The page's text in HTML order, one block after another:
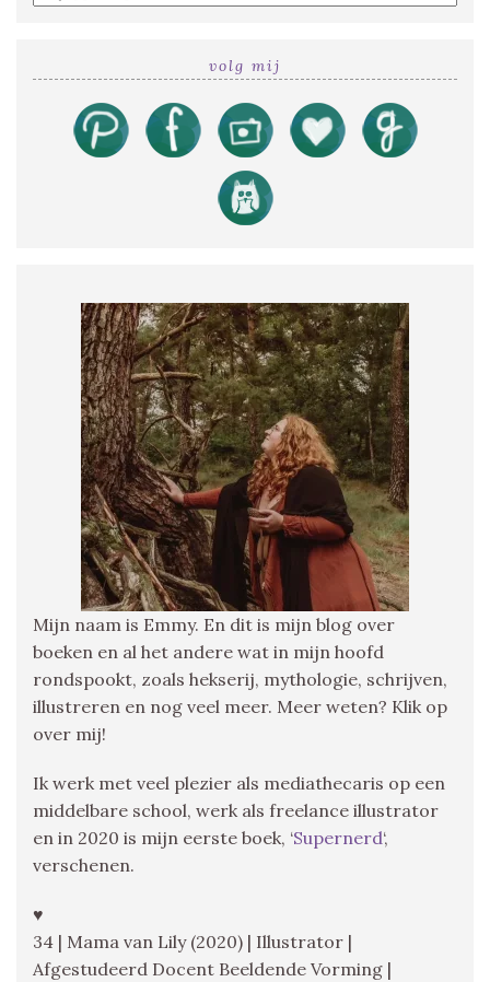
a
volg mij
Mijn naam is Emmy. En dit is mijn blog over
boeken en al het andere wat in mijn hoofd
rondspookt, zoals hekserij, mythologie, schrijven,
illustreren en nog veel meer. Meer weten? Klik op
over mij!
Ik werk met veel plezier als mediathecaris op een
middelbare school, werk als freelance illustrator
en in 2020 is mijn eerste boek, ‘Supernerd‘,
verschenen.
♥
34 | Mama van Lily (2020) | Illustrator |
Afgestudeerd Docent Beeldende Vorming |